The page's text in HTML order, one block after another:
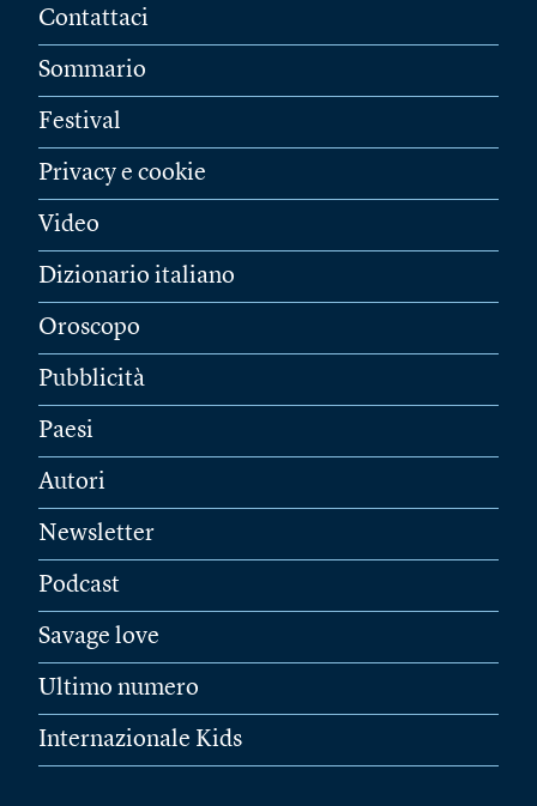
Contattaci
Sommario
Festival
Privacy e cookie
Video
Dizionario italiano
Oroscopo
Pubblicità
Paesi
Autori
Newsletter
Podcast
Savage love
Ultimo numero
Internazionale Kids